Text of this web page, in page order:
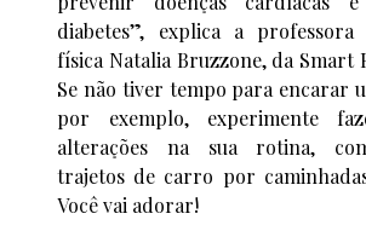
diabetes”, explica a professora
física Natalia Bruzzone, da Smart
Se não tiver tempo para encarar
por exemplo, experimente
alterações na sua rotina,
trajetos de carro por
Você vai adorar!